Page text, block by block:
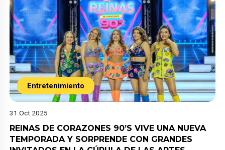
Entretenimiento
31 Oct 2025
REINAS DE CORAZONES 90’S VIVE UNA NUEVA
TEMPORADA Y SORPRENDE CON GRANDES